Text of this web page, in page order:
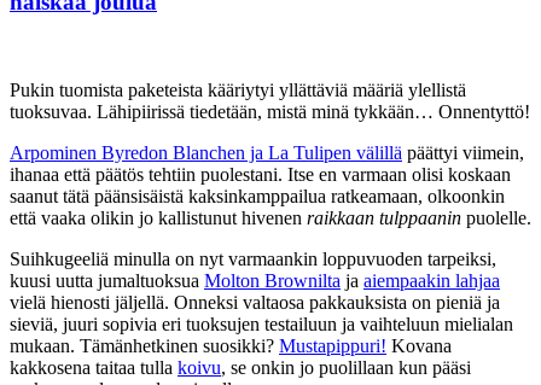
Pukin tuomista paketeista kääriytyi yllättäviä määriä ylellistä
tuoksuvaa. Lähipiirissä tiedetään, mistä minä tykkään… Onnentyttö!
Arpominen Byredon Blanchen ja La Tulipen välillä päättyi viimein,
ihanaa että päätös tehtiin puolestani. Itse en varmaan olisi koskaan
saanut tätä päänsisäistä kaksinkamppailua ratkeamaan, olkoonkin
että vaaka olikin jo kallistunut hivenen raikkaan tulppaanin puolelle.
Suihkugeeliä minulla on nyt varmaankin loppuvuoden tarpeiksi,
kuusi uutta jumaltuoksua Molton Brownilta ja aiempaakin lahjaa
vielä hienosti jäljellä. Onneksi valtaosa pakkauksista on pieniä ja
sieviä, juuri sopivia eri tuoksujen testailuun ja vaihteluun mielialan
mukaan. Tämänhetkinen suosikki? Mustapippuri! Kovana
kakkosena taitaa tulla koivu, se onkin jo puolillaan kun pääsi